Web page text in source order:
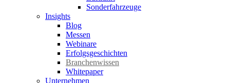
Sonderfahrzeuge
Insights
Blog
Messen
Webinare
Erfolgsgeschichten
Branchenwissen
Whitepaper
Unternehmen